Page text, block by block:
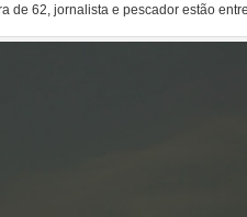
de 62, jornalista e pescador estão